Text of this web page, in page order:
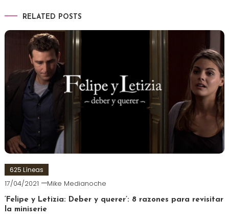
RELATED POSTS
625 Líneas
17/04/2021 Mike Medianoche
‘Felipe y Letizia: Deber y querer’: 8 razones para revisitar
la miniserie